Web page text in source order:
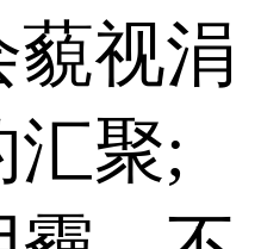
视涓
汇聚;